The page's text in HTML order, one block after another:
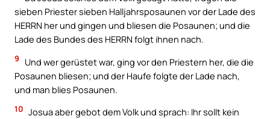
sieben Priester sieben Halljahrsposaunen vor der Lade des
HERRN her und gingen und bliesen die Posaunen; und die
Lade des Bundes des HERRN folgt ihnen nach.
9
Und wer gerüstet war, ging vor den Priestern her, die die
Posaunen bliesen; und der Haufe folgte der Lade nach,
und man blies Posaunen.
10 Josua aber gebot dem Volk und sprach: Ihr sollt kein